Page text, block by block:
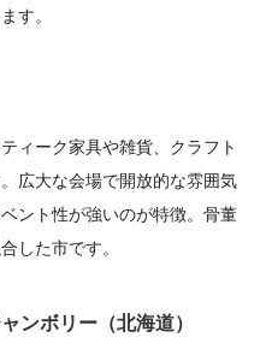
す。
ィーク家具や雑貨、クラフト
広大な会場で開放的な雰囲気
ント性が強いのが特徴。骨董
した市です。
ンボリー（北海道）